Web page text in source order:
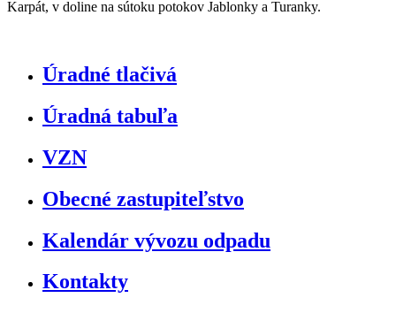
Karpát, v doline na sútoku potokov Jablonky a Turanky.
Úradné tlačivá
Úradná tabuľa
VZN
Obecné zastupiteľstvo
Kalendár vývozu odpadu
Kontakty